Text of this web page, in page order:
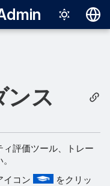
Français
Italiano
日本語
한국어
ンス
評価ツール、トレー
イコン
をクリッ